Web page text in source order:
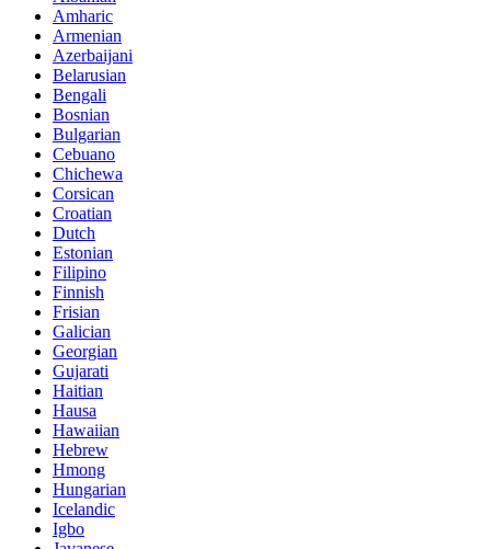
Amharic
Armenian
Azerbaijani
Belarusian
Bengali
Bosnian
Bulgarian
Cebuano
Chichewa
Corsican
Croatian
Dutch
Estonian
Filipino
Finnish
Frisian
Galician
Georgian
Gujarati
Haitian
Hausa
Hawaiian
Hebrew
Hmong
Hungarian
Icelandic
Igbo